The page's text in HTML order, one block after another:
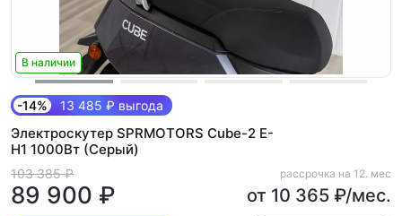
В наличии
-14% 13 485 ₽ выгода
Электроскутер SPRMOTORS Cube-2 E-
H1 1000Вт (Серый)
103 385 ₽
89 900 ₽
рассрочка на 12. мес
от 10 365 ₽/мес.